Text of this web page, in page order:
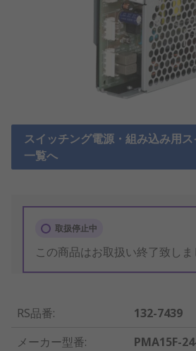
スイッチング電源・組み込み用
一覧へ
取扱停止中
この商品はお取扱い終了致しま
RS品番:
132-7439
メーカー型番:
PMA15F-